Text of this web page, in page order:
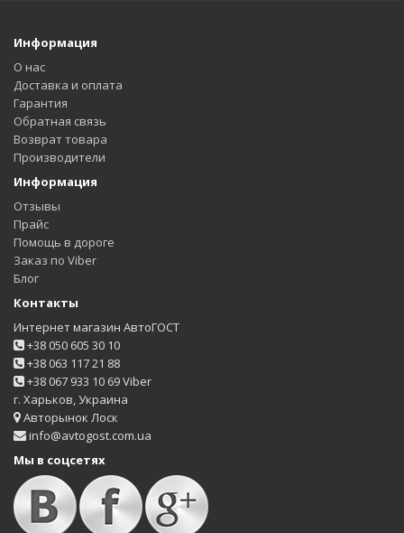
Информация
О нас
Доставка и оплата
Гарантия
Обратная связь
Возврат товара
Производители
Информация
Отзывы
Прайс
Помощь в дороге
Заказ по Viber
Блог
Контакты
Интернет магазин АвтоГОСТ
+38 050 605 30 10
+38 063 117 21 88
+38 067 933 10 69 Viber
г. Харьков, Украина
Авторынок Лоск
info@avtogost.com.ua
Мы в соцсетях